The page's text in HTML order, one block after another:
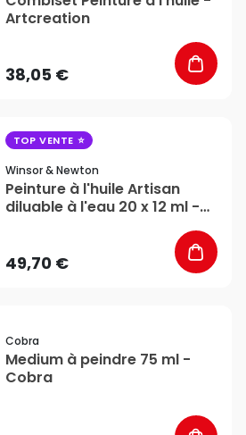
Artcreation
38,05 €
TOP VENTE
Winsor & Newton
Peinture à l'huile Artisan
diluable à l'eau 20 x 12 ml -
49,70 €
Cobra
Medium à peindre 75 ml -
Cobra